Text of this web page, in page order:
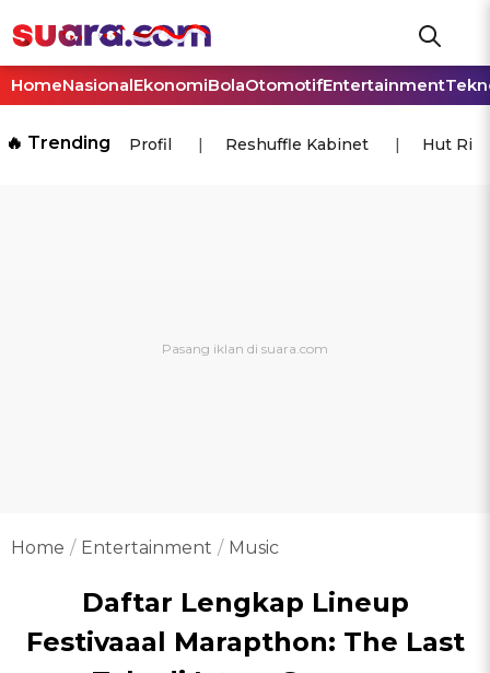
HomeNasionalEkonomiBolaOtomotifEntertainment
🔥 Trending Profil Reshuffle Kabinet Hut Ri
Home Entertainment Music
Daftar Lengkap Lineup
Festivaaal Marapthon: The Last